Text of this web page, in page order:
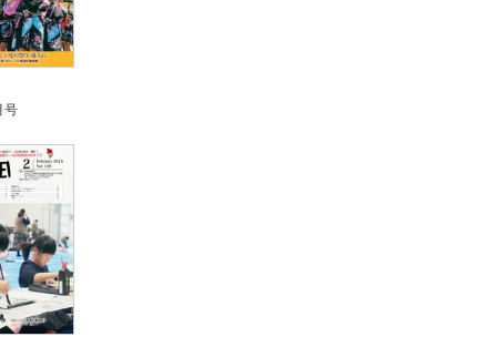
号